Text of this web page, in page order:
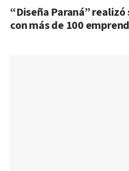
“Diseña Paraná”
con más de 100